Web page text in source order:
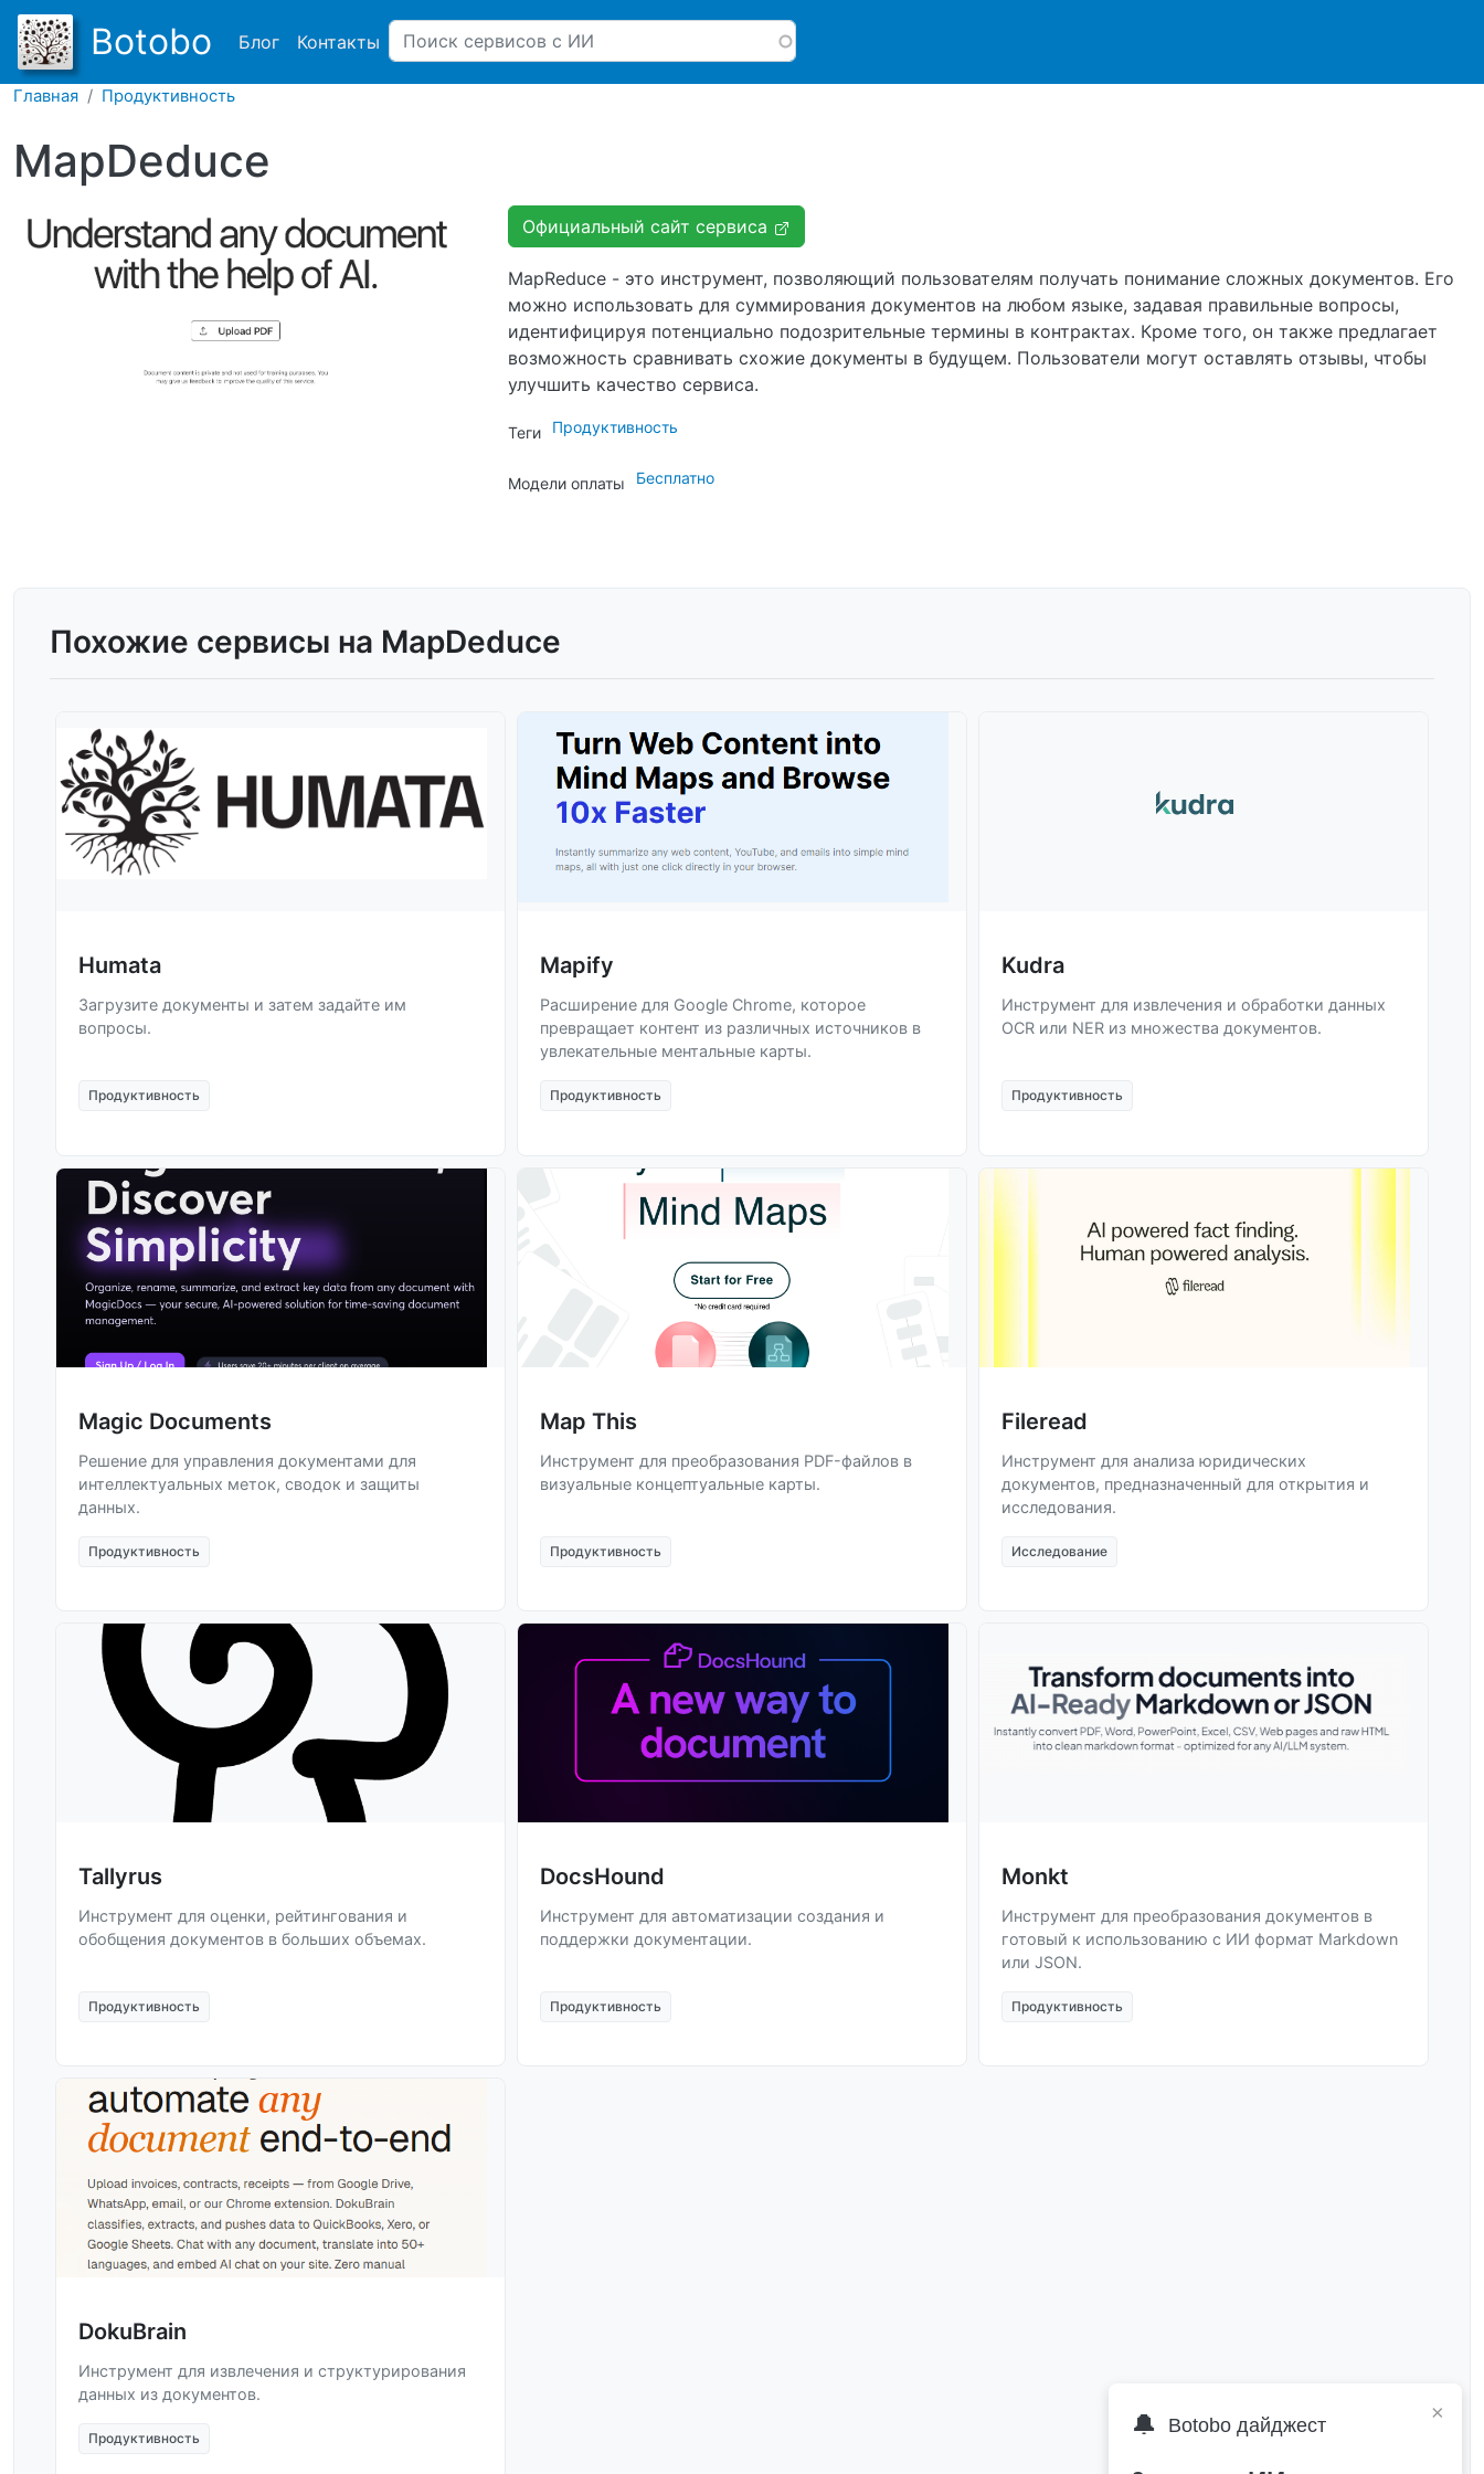
Перейти к основному содержанию
Botobo Main navigation
Блог Контакты
Главная Продуктивность
MapDeduce
Официальный сайт сервиса
MapReduce - это инструмент, позволяющий пользователям получать понимание сложных документов. Его
можно использовать для суммирования документов на любом языке, задавая правильные вопросы,
идентифицируя потенциально подозрительные термины в контрактах. Кроме того, он также предлагает
возможность сравнивать схожие документы в будущем. Пользователи могут оставлять отзывы, чтобы
улучшить качество сервиса.
Теги Продуктивность
Модели оплаты Бесплатно
Похожие сервисы на MapDeduce
Humata
Загрузите документы и затем задайте им
вопросы.
Продуктивность
Mapify
Расширение для Google Chrome, которое
превращает контент из различных источников в
увлекательные ментальные карты.
Продуктивность
Kudra
Инструмент для извлечения и обработки данных
OCR или NER из множества документов.
Продуктивность
Magic Documents
Решение для управления документами для
интеллектуальных меток, сводок и защиты
данных.
Продуктивность
Map This
Инструмент для преобразования PDF-файлов в
визуальные концептуальные карты.
Продуктивность
Fileread
Инструмент для анализа юридических
документов, предназначенный для открытия и
исследования.
Исследование
Tallyrus
Инструмент для оценки, рейтингования и
обобщения документов в больших объемах.
Продуктивность
DocsHound
Инструмент для автоматизации создания и
поддержки документации.
Продуктивность
Monkt
Инструмент для преобразования документов в
готовый к использованию с ИИ формат Markdown
или JSON.
Продуктивность
DokuBrain
Инструмент для извлечения и структурирования
данных из документов.
Продуктивность
×
🔔 Botobo дайджест